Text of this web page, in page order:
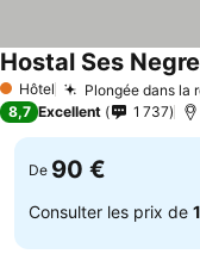
1 Étoiles
Hôtel Plongée dans la
Hostal Ses
8,7 Excellent 1 737
De 90 €
Consulter les prix de